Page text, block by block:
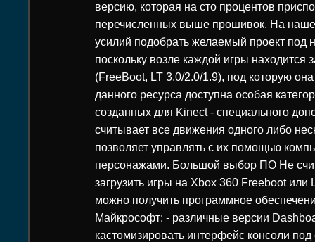
версию, которая на сто процентов
перечисленных выше прошивок. На
усилий подобрать желаемый проект под
поскольку возле каждой игры находится
(FreeBoot, LT 3.0/2.0/1.9), под которую
данного ресурса доступна особая
созданных для Kinect - специального
считывает все движения одного либо
позволяет управлять с их помощью
персонажами. Большой выбор ПО Не
загрузить игры на Xbox 360 Freeboot или
можно получить программное
Майкрософт: - различные версии
кастомизировать интерфейс консоли